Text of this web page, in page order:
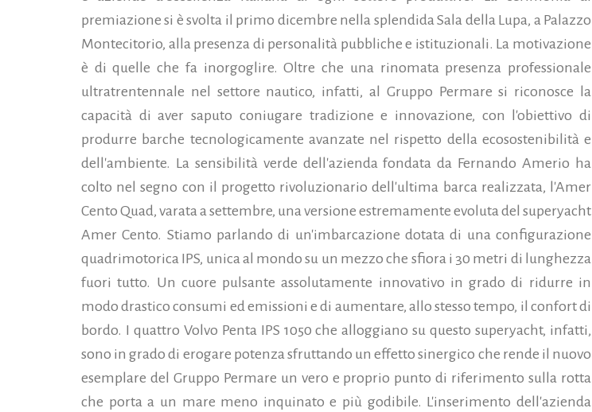
premiazione si è svolta il primo dicembre nella splendida Sala della Lupa, a Palazzo
Montecitorio, alla presenza di personalità pubbliche e istituzionali. La motivazione
è di quelle che fa inorgoglire. Oltre che una rinomata presenza professionale
ultratrentennale nel settore nautico, infatti, al Gruppo Permare si riconosce la
capacità di aver saputo coniugare tradizione e innovazione, con l'obiettivo di
produrre barche tecnologicamente avanzate nel rispetto della ecosostenibilità e
dell'ambiente. La sensibilità verde dell'azienda fondata da Fernando Amerio ha
colto nel segno con il progetto rivoluzionario dell'ultima barca realizzata, l'Amer
Cento Quad, varata a settembre, una versione estremamente evoluta del superyacht
Amer Cento. Stiamo parlando di un'imbarcazione dotata di una configurazione
quadrimotorica IPS, unica al mondo su un mezzo che sfiora i 30 metri di lunghezza
fuori tutto. Un cuore pulsante assolutamente innovativo in grado di ridurre in
modo drastico consumi ed emissioni e di aumentare, allo stesso tempo, il confort di
bordo. I quattro Volvo Penta IPS 1050 che alloggiano su questo superyacht, infatti,
sono in grado di erogare potenza sfruttando un effetto sinergico che rende il nuovo
esemplare del Gruppo Permare un vero e proprio punto di riferimento sulla rotta
che porta a un mare meno inquinato e più godibile. L'inserimento dell'azienda